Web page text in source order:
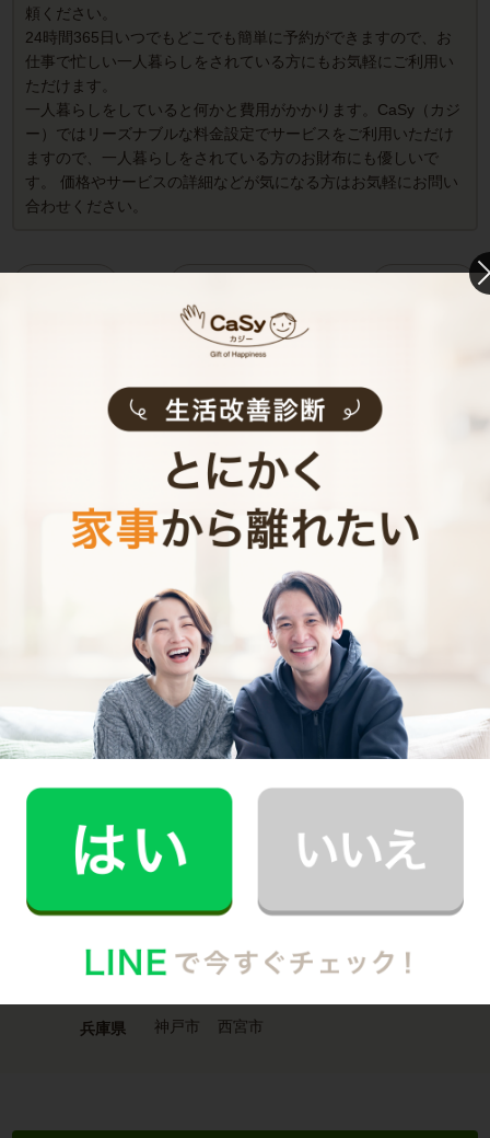
頼ください。
24時間365日いつでもどこでも簡単に予約ができますので、お
仕事で忙しい一人暮らしをされている方にもお気軽にご利用い
ただけます。
一人暮らしをしていると何かと費用がかかります。CaSy（カジ
ー）ではリーズナブルな料金設定でサービスをご利用いただけ
ますので、一人暮らしをされている方のお財布にも優しいで
す。 価格やサービスの詳細などが気になる方はお気軽にお問い
合わせください。
サービス提供エリア
東京都 神奈川県 埼玉県
福井県 愛知県 大阪府 京都府
人気のエリア
東京都 港区 世田谷区 渋谷区 杉並区
神奈川県 横浜市 川崎市 鎌倉市 藤沢市
兵庫県 神戸市 西宮市